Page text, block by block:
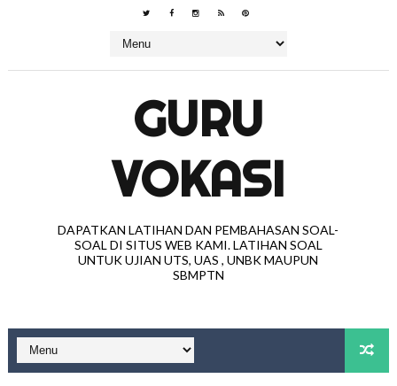
GURU
VOKASI
DAPATKAN LATIHAN DAN PEMBAHASAN SOAL-
SOAL DI SITUS WEB KAMI. LATIHAN SOAL
UNTUK UJIAN UTS, UAS , UNBK MAUPUN
SBMPTN